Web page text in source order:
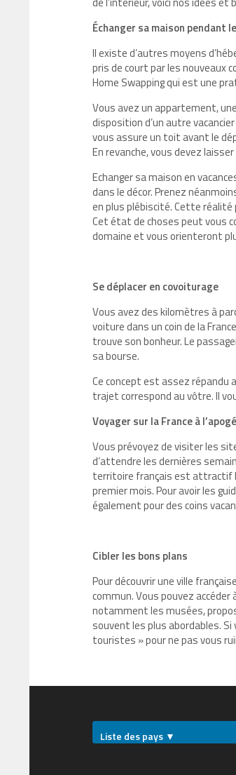
Échanger sa maison pendant
Il existe d’autres moyens
pris de court par les nouveaux
Home Swapping qui est une
Vous avez un appartement,
disposition d’un autre
vous assure un toit avant le
En revanche, vous devez
Echanger sa maison en
dans le décor. Prenez
en plus plébiscité. Cette
Cet état de choses peut vous
domaine et vous orienteront
Se déplacer en covoiturage
Vous avez des kilomètres à
voiture dans un coin de la
trouve son bonheur. Le
sa bourse.
Ce concept est assez répandu
trajet correspond au vôtre. Il
Voyager sur la France à
Vous prévoyez de visiter les
d’attendre les dernières
territoire français est attractif
premier mois. Pour avoir les
également pour des coins
Cibler les bons plans
Pour découvrir une ville
commun. Vous pouvez
notamment les musées,
souvent les plus abordables.
touristes » pour ne pas vous
Liste des pays ▼